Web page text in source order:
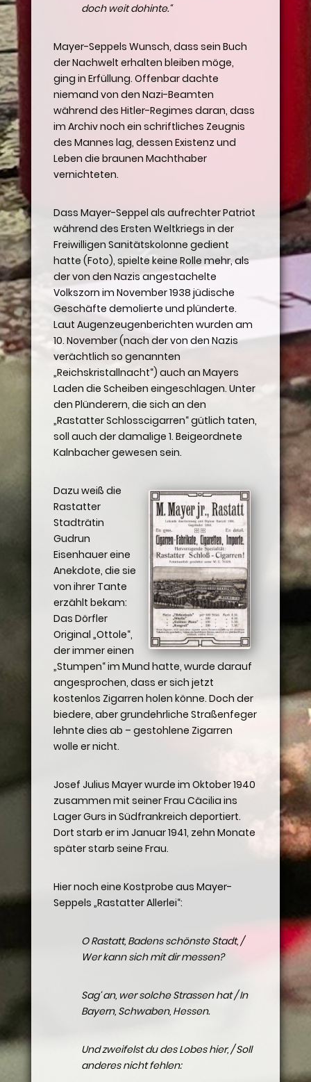
doch weit dohinte.“
Mayer-Seppels Wunsch, dass sein Buch
der Nachwelt erhalten bleiben möge,
ging in Erfüllung. Offenbar dachte
niemand von den Nazi-Beamten
während des Hitler-Regimes daran, dass
im Archiv noch ein schriftliches Zeugnis
des Mannes lag, dessen Existenz und
Leben die braunen Machthaber
vernichteten.
Dass Mayer-Seppel als aufrechter Patriot
während des Ersten Weltkriegs in der
Freiwilligen Sanitätskolonne gedient
hatte (Foto), spielte keine Rolle mehr, als
der von den Nazis angestachelte
Volkszorn im November 1938 jüdische
Geschäfte demolierte und plünderte.
Laut Augenzeugenberichten wurden am
10. November (nach der von den Nazis
verächtlich so genannten
„Reichskristallnacht“) auch an Mayers
Laden die Scheiben eingeschlagen. Unter
den Plünderern, die sich an den
„Rastatter Schlosscigarren“ gütlich taten,
soll auch der damalige 1. Beigeordnete
Kalnbacher gewesen sein.
Dazu weiß die
Rastatter
Stadträtin
Gudrun
Eisenhauer eine
Anekdote, die sie
von ihrer Tante
erzählt bekam:
Das Dörfler
Original „Ottole“,
der immer einen
„Stumpen“ im Mund hatte, wurde darauf
angesprochen, dass er sich jetzt
kostenlos Zigarren holen könne. Doch der
biedere, aber grundehrliche Straßenfeger
lehnte dies ab – gestohlene Zigarren
wolle er nicht.
Josef Julius Mayer wurde im Oktober 1940
zusammen mit seiner Frau Cäcilia ins
Lager Gurs in Südfrankreich deportiert.
Dort starb er im Januar 1941, zehn Monate
später starb seine Frau.
Hier noch eine Kostprobe aus Mayer-
Seppels „Rastatter Allerlei“:
O Rastatt, Badens schönste Stadt, /
Wer kann sich mit dir messen?
Sag‘ an, wer solche Strassen hat / In
Bayern, Schwaben, Hessen.
Und zweifelst du des Lobes hier, / Soll
anderes nicht fehlen: